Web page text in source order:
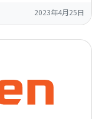
2023年4月25日